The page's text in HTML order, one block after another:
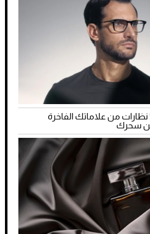
أناقة لا تُقاوم: 5 نظارات من علاماتك الفاخرة
من سحرك